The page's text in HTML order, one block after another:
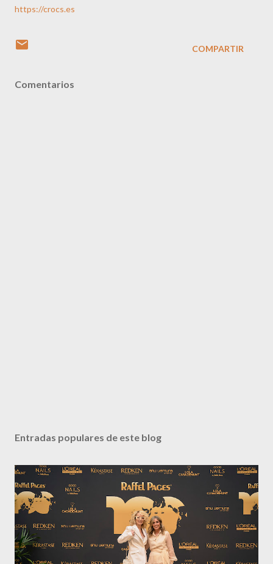
https://crocs.es
COMPARTIR
Comentarios
Entradas populares de este blog